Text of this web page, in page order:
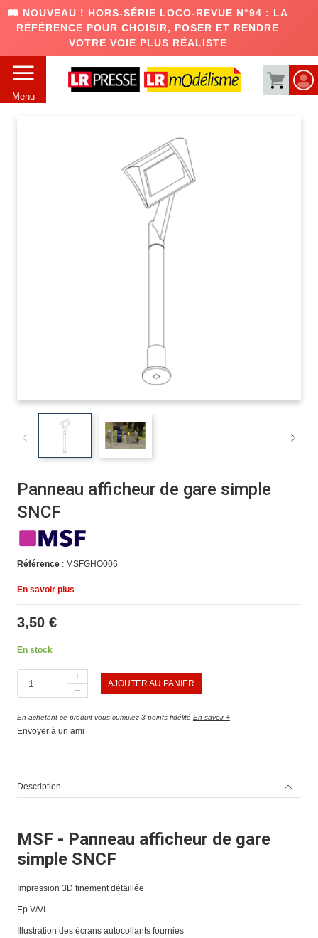
🛤️ NOUVEAU ! HORS-SÉRIE LOCO-REVUE N°94 : LA
RÉFÉRENCE POUR CHOISIR, POSER ET RENDRE
VOTRE VOIE PLUS RÉALISTE
Menu
Panneau afficheur de gare simple
SNCF
Référence: MSFGHO006
En savoir plus
3,50 €
En stock
AJOUTER AU PANIER
En achetant ce produit vous cumulez 3 points fidélité En savoir +
Envoyer à un ami
Description
MSF - Panneau afficheur de gare
simple SNCF
Impression 3D finement détaillée
Ep.V/VI
Illustration des écrans autocollants fournies